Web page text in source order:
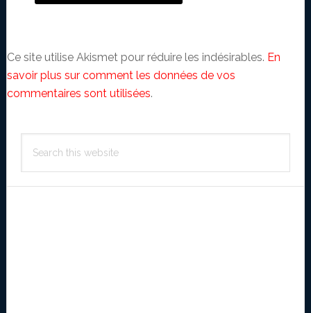
Ce site utilise Akismet pour réduire les indésirables. En
savoir plus sur comment les données de vos
commentaires sont utilisées.
Primary
Sidebar
this